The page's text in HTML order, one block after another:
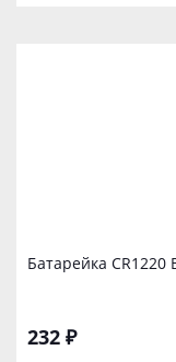
Батарейка
232 ₽